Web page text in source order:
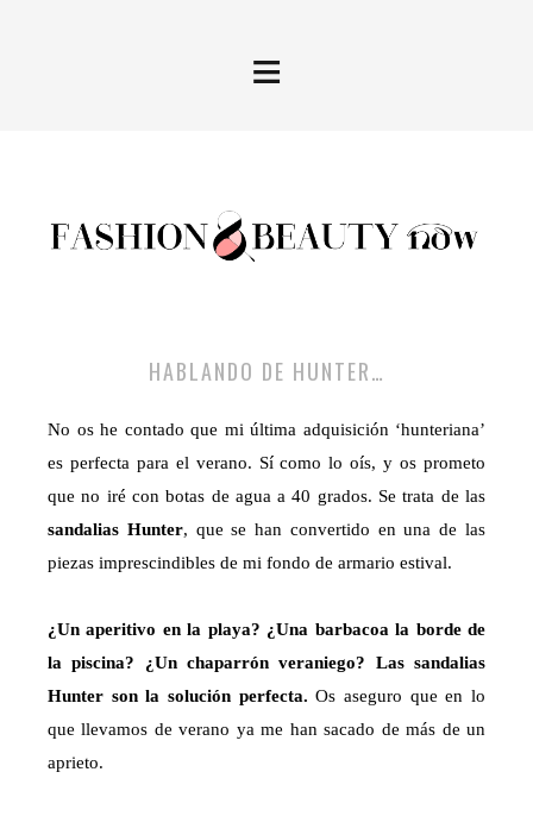
≡
HABLANDO DE HUNTER…
No os he contado que mi última adquisición ‘hunteriana’
es perfecta para el verano. Sí como lo oís, y os prometo
que no iré con botas de agua a 40 grados. Se trata de las
sandalias Hunter, que se han convertido en una de las
piezas imprescindibles de mi fondo de armario estival.
¿Un aperitivo en la playa? ¿Una barbacoa la borde de
la piscina? ¿Un chaparrón veraniego? Las sandalias
Hunter son la solución perfecta.Os aseguro que en lo
que llevamos de verano ya me han sacado de más de un
aprieto.